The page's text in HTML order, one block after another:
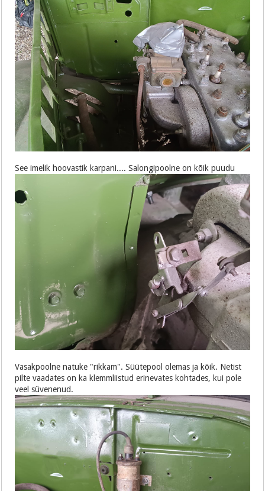
See imelik hoovastik karpani.... Salongipoolne on kõik puudu
Vasakpoolne natuke "rikkam". Süütepool olemas ja kõik. Netist
pilte vaadates on ka klemmliistud erinevates kohtades, kui pole
veel süvenenud.